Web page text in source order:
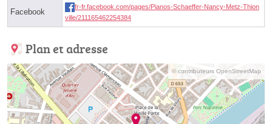
Facebook
fr-fr.facebook.com/pages/Pianos-Schaeffer-Nancy-Metz-Thion
ville/211165462254384
Plan et adresse
© contributeurs OpenStreetMap